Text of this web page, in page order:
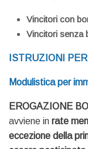
Vincitori con
Vincitori senza
ISTRUZIONI
Modulistica per
EROGAZIONE
avviene in rate
eccezione della